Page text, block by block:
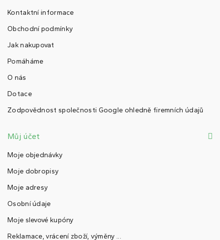
Kontaktní informace
Obchodní podmínky
Jak nakupovat
Pomáháme
O nás
Dotace
Zodpovědnost společnosti Google ohledně firemních údajů
Můj účet
Moje objednávky
Moje dobropisy
Moje adresy
Osobní údaje
Moje slevové kupóny
Reklamace, vrácení zboží, výměny ...